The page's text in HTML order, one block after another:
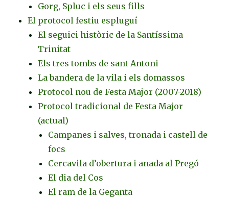
Gorg, Spluc i els seus fills
El protocol festiu espluguí
El seguici històric de la Santíssima
Trinitat
Els tres tombs de sant Antoni
La bandera de la vila i els domassos
Protocol nou de Festa Major (2007-2018)
Protocol tradicional de Festa Major
(actual)
Campanes i salves, tronada i castell de
focs
Cercavila d’obertura i anada al Pregó
El dia del Cos
El ram de la Geganta